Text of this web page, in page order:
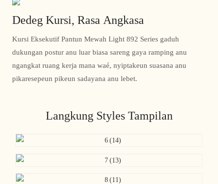
Dedeg Kursi, Rasa Angkasa
Kursi Eksekutif Pantun Mewah Light 892 Series gaduh
dukungan postur anu luar biasa sareng gaya ramping anu
ngangkat ruang kerja mana waé, nyiptakeun suasana anu
pikaresepeun pikeun sadayana anu lebet.
Langkung Styles Tampilan